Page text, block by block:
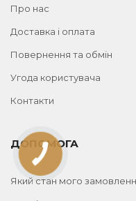
Про нас
Доставка і оплата
Повернення та обмін
Угода користувача
Контакти
ДОПОМОГА
Який стан мого